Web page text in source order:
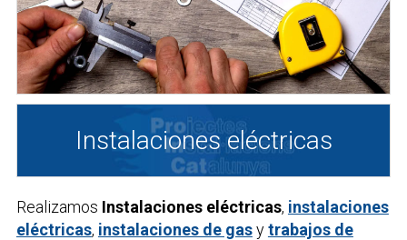
Instalaciones eléctricas
Realizamos Instalaciones eléctricas, instalaciones
eléctricas, instalaciones de gasytrabajos de